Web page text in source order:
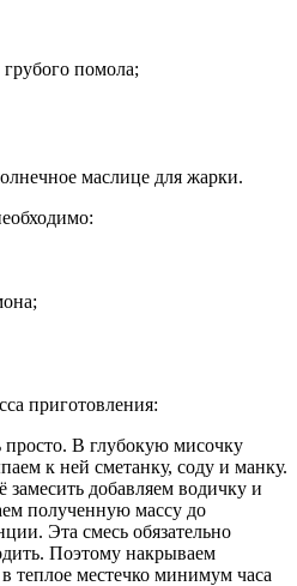
помола;
маслице для жарки.
приготовления:
просто. В глубокую мисочку
к ней сметанку, соду и манку.
замесить добавляем водичку и
полученную массу до
Эта смесь обязательно
Поэтому накрываем
теплое местечко минимум часа